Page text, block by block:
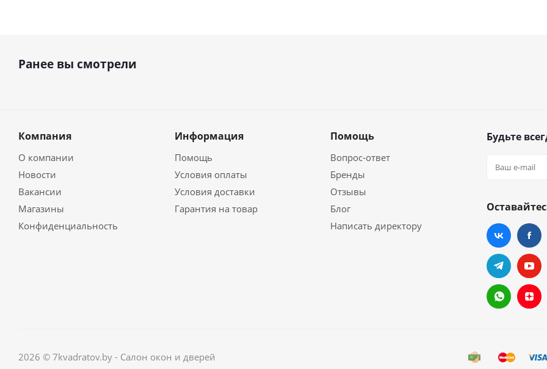
Ранее вы смотрели
Компания
О компании
Новости
Вакансии
Магазины
Конфиденциальность
Информация
Помощь
Условия оплаты
Условия доставки
Гарантия на товар
Помощь
Вопрос-ответ
Бренды
Отзывы
Блог
Написать директору
Будьте
2026 © 7kvadratov.by - Салон окон и дверей